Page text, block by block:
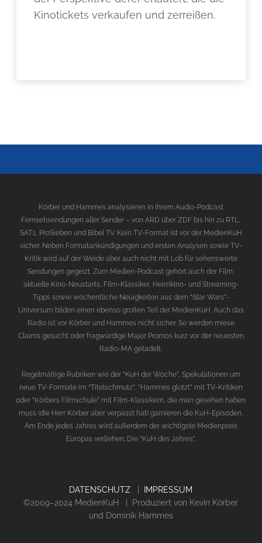
Kinotickets verkaufen und zerreißen.
Körber und Hammes analysieren in ihrem Audio-Podcast
Fernsehsendungen aller Sender – von ARD über ZDF bis hin zu RTL,
SAT.1, ProSieben und Bibel TV. Kein TV-Format ist vor der MedienKuH
sicher. Neben Formatankündigungen und ersten Analysen sowie TV-
Kritik wird auf der Weide aber auch nicht mit Lob für sehenswerte
Sendungen gegeizt. Zum Medien-Podcast gehört auch der Film;
aktuelle Kino-Neustarts, Film-Klassiker, Heimkino- und Streaming-
Tipps sowie wöchentliche Neuigkeiten aus dem “Star Wars”-
Universum bilden einen ebenso großen Teil der MedienKuH. Auch das
Radio ist vor Körber und Hammes nicht sicher. So werden miese
Claims gesucht oder fragwürdige Major Promos kurz vor der neuesten
Radio-MA getadelt.
Regelmäßige Rubriken wie der “KuH der Woche”, Spekulationen um
neue TV-Formate im “Titelschmutz”, “Hammes glotzt” mit TV-Kritiken
oder “Körbers Filmschule” mit Film-Klassikern, die man gesehen haben
muss (die Herr Körber aber verpasst hat) garnieren die KuH-Episoden.
Am Ende jedes Jahres wird außerdem der wichtigste Medienpreis
Europas verliehen: Die “KuH des Jahres”.
DATENSCHUTZ
IMPRESSUM
©2009–2024 MedienKuH | Produziert von Kevin Körber
und Dominik Hammes